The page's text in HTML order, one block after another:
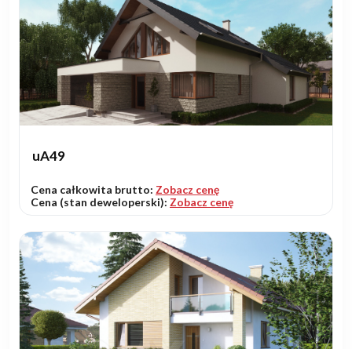
uA49
Cena całkowita brutto: Zobacz cenę
Cena (stan deweloperski): Zobacz cenę